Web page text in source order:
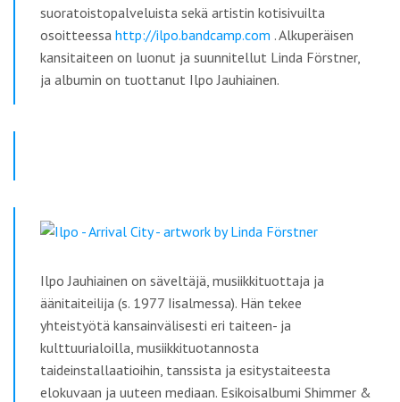
suoratoistopalveluista sekä artistin kotisivuilta
osoitteessa http://ilpo.bandcamp.com . Alkuperäisen
kansitaiteen on luonut ja suunnitellut Linda Förstner,
ja albumin on tuottanut Ilpo Jauhiainen.
Ilpo Jauhiainen on säveltäjä, musiikkituottaja ja
äänitaiteilija (s. 1977 Iisalmessa). Hän tekee
yhteistyötä kansainvälisesti eri taiteen- ja
kulttuurialoilla, musiikkituotannosta
taideinstallaatioihin, tanssista ja esitystaiteesta
elokuvaan ja uuteen mediaan. Esikoisalbumi Shimmer &